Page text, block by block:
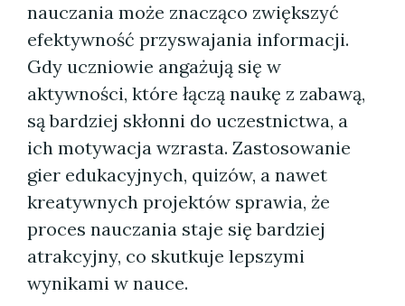
nauczania może znacząco zwiększyć
efektywność przyswajania informacji.
Gdy uczniowie angażują się w
aktywności, które łączą naukę z zabawą,
są bardziej skłonni do uczestnictwa, a
ich motywacja wzrasta. Zastosowanie
gier edukacyjnych, quizów, a nawet
kreatywnych projektów sprawia, że
proces nauczania staje się bardziej
atrakcyjny, co skutkuje lepszymi
wynikami w nauce.